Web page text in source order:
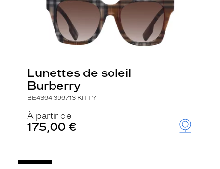
Lunettes de soleil
Burberry
BE4364 396713 KITTY
À partir de
175,00 €